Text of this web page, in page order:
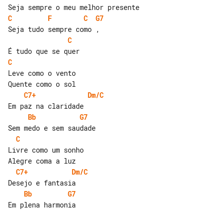
C
F C
G7
C
C
Leve como o vento
C7+
Dm/C
Bb
G7
C
Livre como um sonho
C7+
Dm/C
Bb
G7